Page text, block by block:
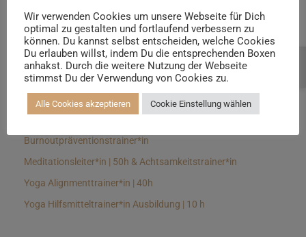
Yin Yogalehrer*in | 100 h & Faszientrainer*in
Hormon Yogalehrer*in / Yogatherapeut*in &
Stressmanagementtrainer*in | 70h
Longevitytrainer*in
Burnoutpräventionstrainer*in
Meditationsleiter*in | 50h & Achtsamkeitstrainer*in
Yoga Alignmenttrainer*in | 40h
Yoga Hilfsmitteltrainer*in Ausbildung | 10 h
Wir verwenden Cookies um unsere Webseite für Dich
optimal zu gestalten und fortlaufend verbessern zu
können. Du kannst selbst entscheiden, welche Cookies
Du erlauben willst, indem Du die entsprechenden Boxen
anhakst. Durch die weitere Nutzung der Webseite
stimmst Du der Verwendung von Cookies zu.
Alle Cookies akzeptieren Cookie Einstellung wählen
Beratung buchen